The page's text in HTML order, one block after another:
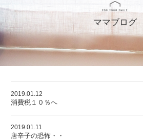
ママブログ
2019.01.12
消費税１０％へ
2019.01.11
唐辛子の恐怖・・